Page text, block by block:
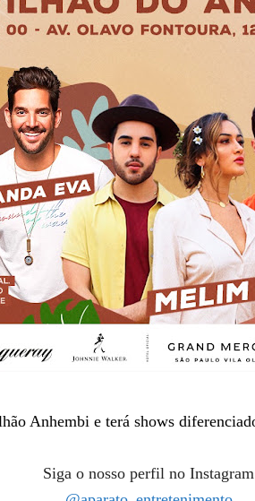
Anhembi e terá shows
Siga o nosso perfil no Instagram